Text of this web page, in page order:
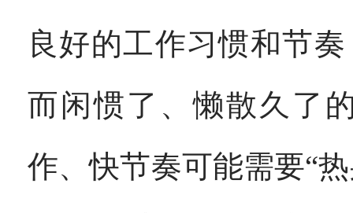
良好的工作习惯和节
而闲惯了、懒散久了
作、快节奏可能需要“